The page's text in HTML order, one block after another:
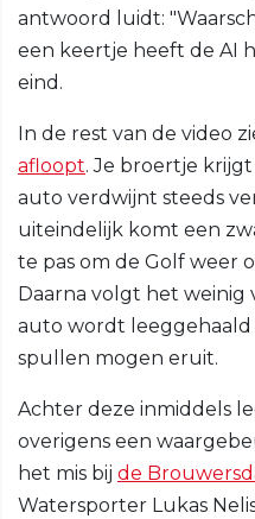
antwoord luidt:
een keertje heeft de AI
eind.
In de rest van de video
afloopt. Je broertje
auto verdwijnt steeds
uiteindelijk komt een
te pas om de Golf weer
Daarna volgt het weinig
auto wordt
spullen mogen eruit.
Achter deze inmiddels
overigens een
het mis bij de
Watersporter Lukas